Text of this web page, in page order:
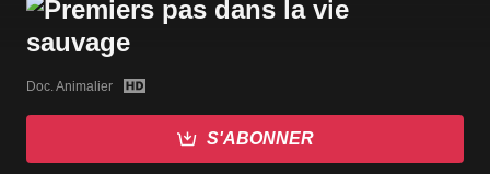
Doc. Animalier
S'ABONNER